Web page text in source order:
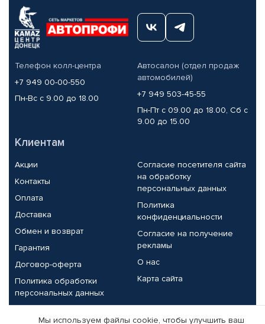
Телефон колл-центра
+7 949 00-00-550
Пн-Вс с 9.00 до 18.00
Автосалон (отдел продаж
автомобилей)
+7 949 503-45-55
Пн-Пт с 09.00 до 18.00, Сб с
9.00 до 15.00
Клиентам
Акции
Контакты
Оплата
Доставка
Обмен и возврат
Гарантия
Договор-оферта
Политика обработки
персональных данных
Согласие посетителя сайта
на обработку
персональных данных
Политика
конфиденциальности
Согласие на получение
рекламы
О нас
Карта сайта
Партнерам
Мы используем файлы cookie, чтобы улучшить ваш